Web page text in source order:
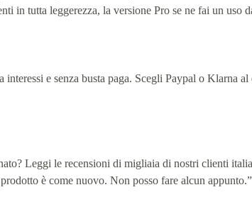
in tutta leggerezza, la versione Pro se ne fai un uso
interessi e senza busta paga. Scegli Paypal o Klarna
Leggi le recensioni di migliaia di nostri clienti
è come nuovo. Non posso fare alcun